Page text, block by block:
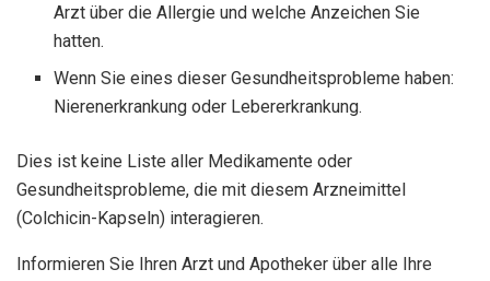
Arzt über die Allergie und welche Anzeichen Sie
hatten.
Wenn Sie eines dieser Gesundheitsprobleme haben:
Nierenerkrankung oder Lebererkrankung.
Dies ist keine Liste aller Medikamente oder
Gesundheitsprobleme, die mit diesem Arzneimittel
(Colchicin-Kapseln) interagieren.
Informieren Sie Ihren Arzt und Apotheker über alle Ihre